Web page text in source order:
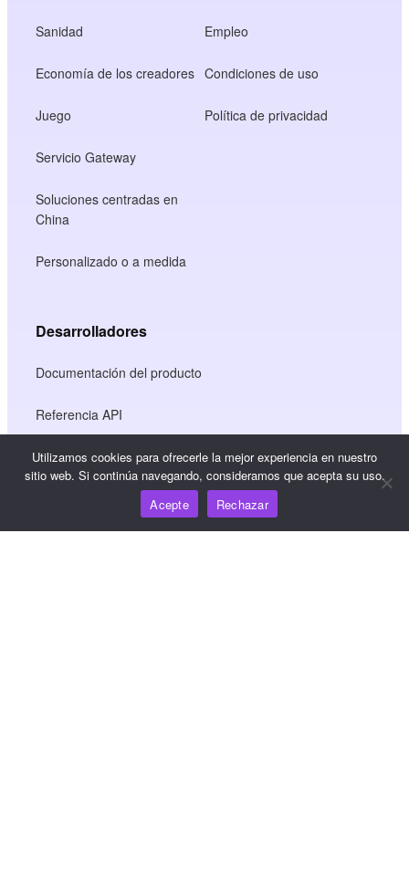
Sanidad
Economía de los creadores
Juego
Servicio Gateway
Soluciones centradas en
China
Personalizado o a medida
Empleo
Condiciones de uso
Política de privacidad
Desarrolladores
Documentación del producto
Referencia API
Referencia JS SDK
Recursos
Utilizamos cookies para ofrecerle la mejor experiencia en nuestro
sitio web. Si continúa navegando, consideramos que acepta su uso.
Acepte
Rechazar